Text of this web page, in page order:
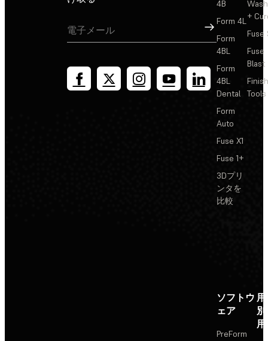
サインアップ
4B
Form 4L
Form
4BL
Form
4BL
Dental
Form
Auto
Fuse X1
Fuse 1+
3Dプリ
ンタを
比較
+
Fuse
Fuse
Blast
Tools
ソフトウ
ェア
PreForm